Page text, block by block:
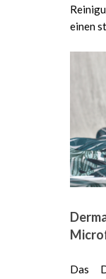
einen
Das